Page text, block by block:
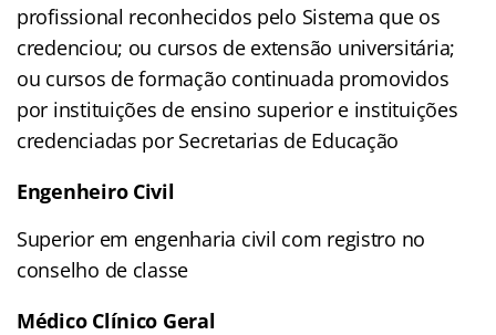
profissional reconhecidos pelo Sistema que os
credenciou; ou cursos de extensão universitária;
ou cursos de formação continuada promovidos
por instituições de ensino superior e instituições
credenciadas por Secretarias de Educação
Engenheiro Civil
Superior em engenharia civil com registro no
conselho de classe
Médico Clínico Geral